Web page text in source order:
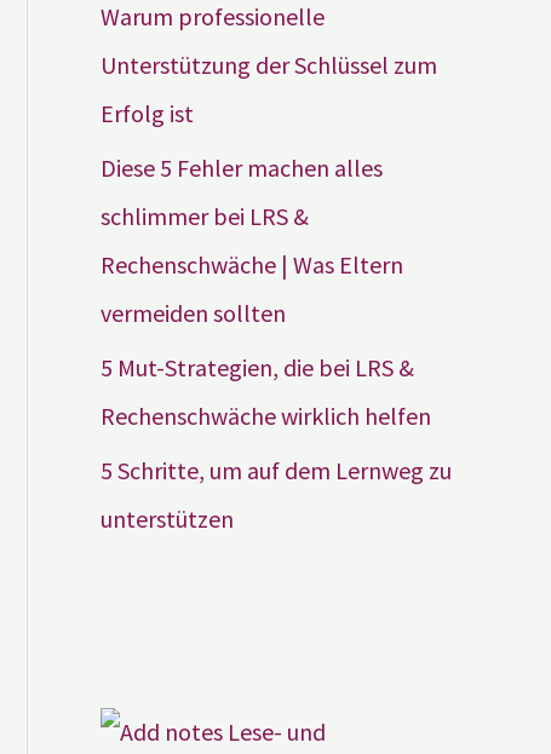
Warum professionelle
Unterstützung der Schlüssel zum
Erfolg ist
Diese 5 Fehler machen alles
schlimmer bei LRS &
Rechenschwäche | Was Eltern
vermeiden sollten
5 Mut-Strategien, die bei LRS &
Rechenschwäche wirklich helfen
5 Schritte, um auf dem Lernweg zu
unterstützen